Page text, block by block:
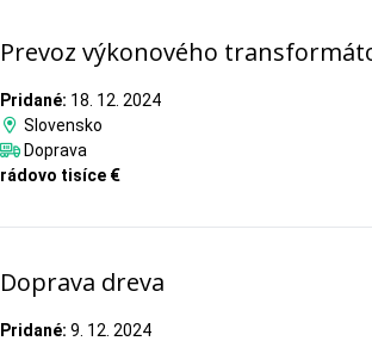
Prevoz výkonového
Pridané: 18. 12. 2024
Slovensko
Doprava
rádovo tisíce €
Doprava dreva
Pridané: 9. 12. 2024